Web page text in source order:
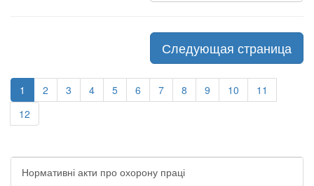
Следующая страница
1 2 3 4 5 6 7 8 9 10
11
12
Нормативні акти про охорону праці